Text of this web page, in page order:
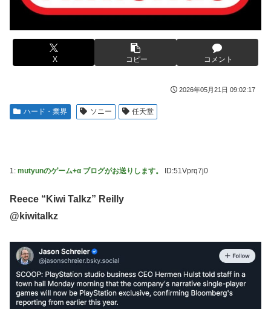
い客にお気持ち表明してしまう←コレどっちが悪いん
や？？？？？？
女芸人の吉住さん（36）メイクしたら普通に美人の部類だっ
たと判明ｗｗｗｗｗｗｗｗｗ
ます！」X民「高市だから叩いて良いをやってるのがお前だ
韓国人「韓国が米韓通貨スワップ交渉に全力を注ぐべき理由
チンチクリンに見えてしまう
女芸人の吉住さん（36）メイクしたら普通に美人の部類だっ
大竹しのぶ「戦争放棄の国であり続けよう」←この投稿が話
題に
【動画】タイのティパンコーン王子が日本人女性とデート
か？
【艦これ】ナマケモノアガノウサギ 他
【虹ヶ咲】「夏はせつ泣き」がキャッチコピーの映画【ラブ
ライブ！】
フジテレビ「2026 FORMULA1 サマーブレイクSP」を明日
お前ら「日本も核武装汁！」←１万発の核弾頭どこに
海外「日本なんて行くんじゃなかった…」 日本を知ってし
だ米が売れず「損切り祭り」開幕へ
【避難所】キッチンカー、から揚げや麺類提供 40代女性
ドワンゴ川上「みい山への『障害者への配慮が足りない』と
いう批判は害悪。障害者に関わると損をするのは事実。」
【九州名物】鶏刺し食べた医師、全身麻痺へ…「死んだほう
が良かったと思っていた」
X コピー コメント
2026年05月21日 09:02:17
ハード・業界 ソニー 任天堂
1: mutyunのゲーム+α ブログがお送りします。 ID:51Vprq7j0
Reece “Kiwi Talkz” Reilly
@kiwitalkz